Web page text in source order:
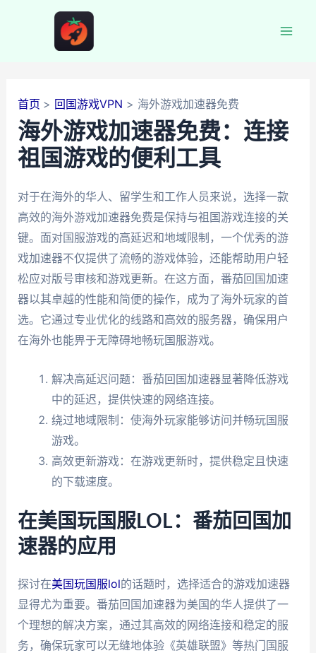
首页 回国游戏VPN 海外游戏加速器免费
海外游戏加速器免费：连接
祖国游戏的便利工具
对于在海外的华人、留学生和工作人员来说，选择一款
高效的海外游戏加速器免费是保持与祖国游戏连接的关
键。面对国服游戏的高延迟和地域限制，一个优秀的游
戏加速器不仅提供了流畅的游戏体验，还能帮助用户轻
松应对版号审核和游戏更新。在这方面，番茄回国加速
器以其卓越的性能和简便的操作，成为了海外玩家的首
选。它通过专业优化的线路和高效的服务器，确保用户
在海外也能畀于无障碍地畅玩国服游戏。
解决高延迟问题：番茄回国加速器显著降低游戏
中的延迟，提供快速的网络连接。
绕过地域限制：使海外玩家能够访问并畅玩国服
游戏。
高效更新游戏：在游戏更新时，提供稳定且快速
的下载速度。
在美国玩国服LOL：番茄回国加
速器的应用
探讨在美国玩国服lol的话题时，选择适合的游戏加速器
显得尤为重要。番茄回国加速器为美国的华人提供了一
个理想的解决方案，通过其高效的网络连接和稳定的服
务，确保玩家可以无缝地体验《英雄联盟》等热门国服